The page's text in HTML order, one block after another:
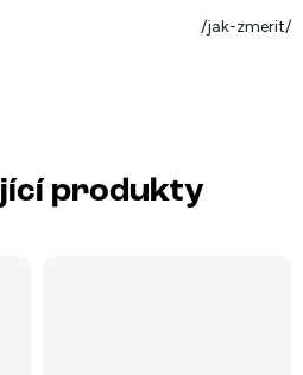
/jak-zmerit/
produkty